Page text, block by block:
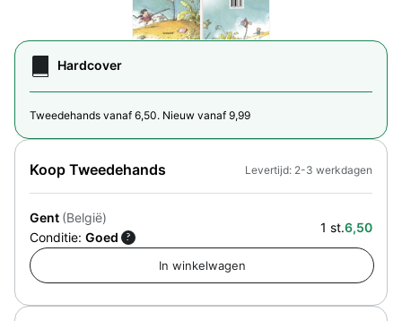
Hardcover
Tweedehands vanaf 6,50. Nieuw vanaf 9,99
Koop Tweedehands
Gent (België)
Conditie: Goed ?
1 st.6,50
Levertijd: 2-3 werkdagen